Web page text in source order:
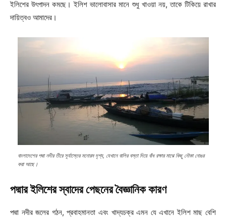
ইলিশের উৎপাদন কমছে। ইলিশ ভালোবাসার মানে শুধু খাওয়া নয়, তাকে টিকিয়ে রাখার
দায়িত্বও আমাদের।
বাংলাদেশের পদ্মা নদীর তীরে সূর্যাস্তের মনোরম দৃশ্য, যেখানে বালির বস্তা দিয়ে বাঁধ রক্ষার মাঝে কিছু নৌকা নোঙর
করা আছে।
পদ্মার ইলিশের স্বাদের পেছনের বৈজ্ঞানিক কারণ
পদ্মা নদীর জলের গঠন, প্রবাহমানতা এবং খাদ্যচক্র এমন যে এখানে ইলিশ মাছ বেশি